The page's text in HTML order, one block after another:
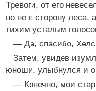
Тревоги, от его
но не в сторону леса,
тихим усталым
— Да, спасибо,
Затем, увидев
юноши, улыбнулся и
— Конечно, мои